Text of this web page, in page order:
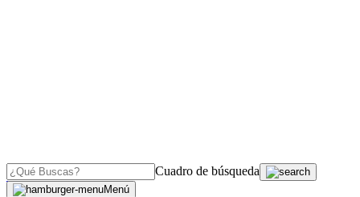
Cuadro de búsqueda
Menú
OJO